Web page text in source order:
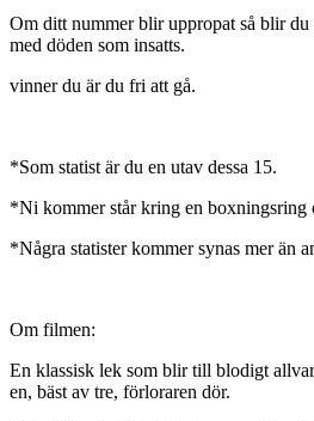
Om ditt nummer blir uppropat så blir du
med döden som insatts.
vinner du är du fri att gå.
*Som statist är du en utav dessa 15.
*Ni kommer står kring en boxningsring
*Några statister kommer synas mer än
Om filmen:
En klassisk lek som blir till blodigt
en, bäst av tre, förloraren dör.